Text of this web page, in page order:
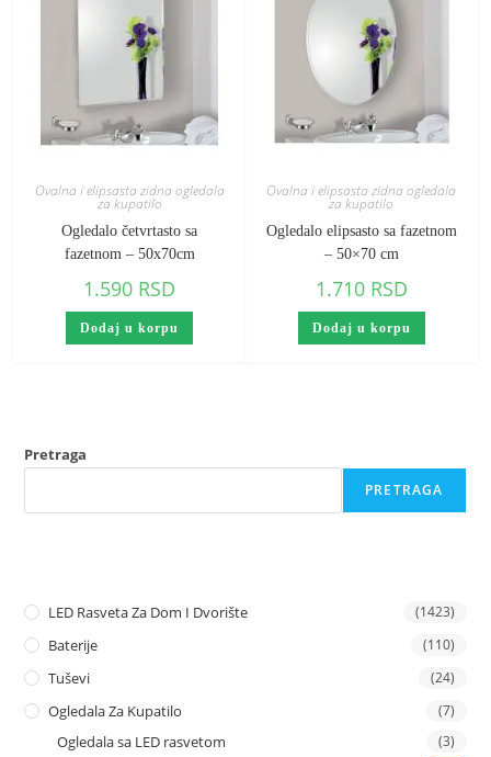
Ovalna i elipsasta zidna ogledala
za kupatilo
Ogledalo četvrtasto sa
fazetnom – 50x70cm
1.590 RSD
Dodaj u korpu
Ovalna i elipsasta zidna ogledala
za kupatilo
Ogledalo elipsasto sa fazetnom
– 50×70 cm
1.710 RSD
Dodaj u korpu
Pretraga
PRETRAGA
LED Rasveta Za Dom I Dvorište (1423)
Baterije (110)
Tuševi (24)
Ogledala Za Kupatilo (7)
Ogledala sa LED rasvetom (3)